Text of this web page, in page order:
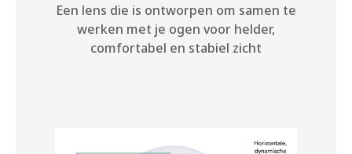
Een lens die is ontworpen om samen te
werken met je ogen voor helder,
comfortabel en stabiel zicht